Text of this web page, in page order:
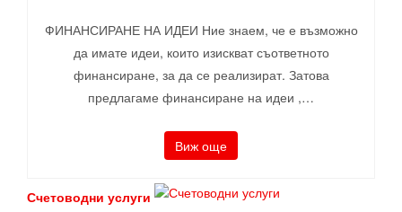
ФИНАНСИРАНЕ НА ИДЕИ Ние знаем, че е възможно
да имате идеи, които изискват съответното
финансиране, за да се реализират. Затова
предлагаме финансиране на идеи ,…
Виж още
Счетоводни услуги